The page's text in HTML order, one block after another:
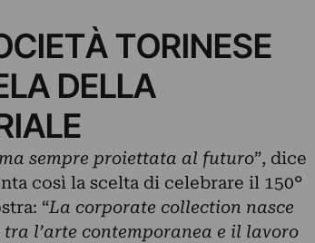
TORINESE
DELLA
sempre proiettata al futuro”, dice
così la scelta di celebrare il 150°
“La corporate collection nasce
l’arte contemporanea e il lavoro